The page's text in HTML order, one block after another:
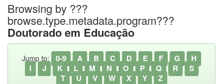
Browsing by ???
browse.type.metadata.program???
Doutorado em Educação
Jump to: 0-9 A B C D E F G
H
I
J K L M N O P Q R
S
T
U V W X Y Z